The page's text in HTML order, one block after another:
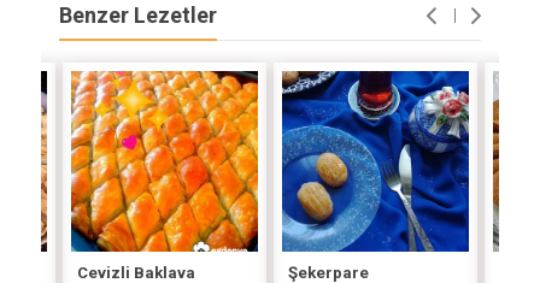
Benzer Lezetler
Cevizli Baklava Şekerpare